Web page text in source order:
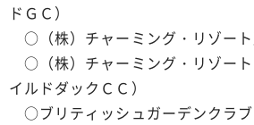
ドＧＣ）
○（株）チャーミング・リゾート
○（株）チャーミング・リゾー
イルドダックＣＣ）
○ブリティッシュガーデンクラ